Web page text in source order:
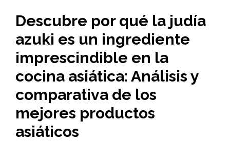
Descubre por qué la judía
azuki es un ingrediente
imprescindible en la
cocina asiática: Análisis y
comparativa de los
mejores productos
asiáticos